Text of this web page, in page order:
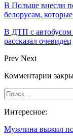
В Польше внесли
белорусам,
В ДТП с автобусом
рассказал очевидец
Prev Next
Комментарии
Интересное:
Мужчина выжил